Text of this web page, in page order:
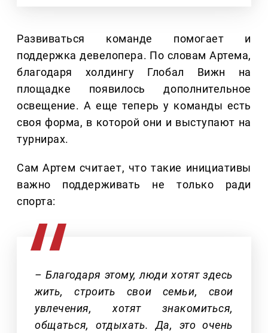
Развиваться команде помогает и
поддержка девелопера. По словам Артема,
благодаря холдингу Глобал Вижн на
площадке появилось дополнительное
освещение. А еще теперь у команды есть
своя форма, в которой они и выступают на
турнирах.
Сам Артем считает, что такие инициативы
важно поддерживать не только ради
спорта:
– Благодаря этому, люди хотят здесь
жить, строить свои семьи, свои
увлечения, хотят знакомиться,
общаться, отдыхать. Да, это очень